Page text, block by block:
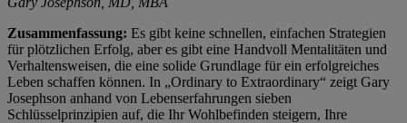
Zusammenfassung: Es gibt keine schnellen, einfachen Strategien
für plötzlichen Erfolg, aber es gibt eine Handvoll Mentalitäten und
Verhaltensweisen, die eine solide Grundlage für ein erfolgreiches
Leben schaffen können. In „Ordinary to Extraordinary“ zeigt Gary
Josephson anhand von Lebenserfahrungen sieben
Schlüsselprinzipien auf, die Ihr Wohlbefinden steigern, Ihre